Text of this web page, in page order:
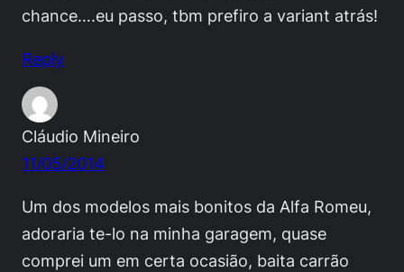
chance….eu passo, tbm prefiro a variant atrás!
Reply
Cláudio Mineiro
11/05/2014
Um dos modelos mais bonitos da Alfa Romeu,
adoraria te-lo na minha garagem, quase
comprei um em certa ocasião, baita carrão